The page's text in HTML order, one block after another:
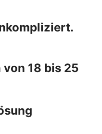
von 18 bis 25